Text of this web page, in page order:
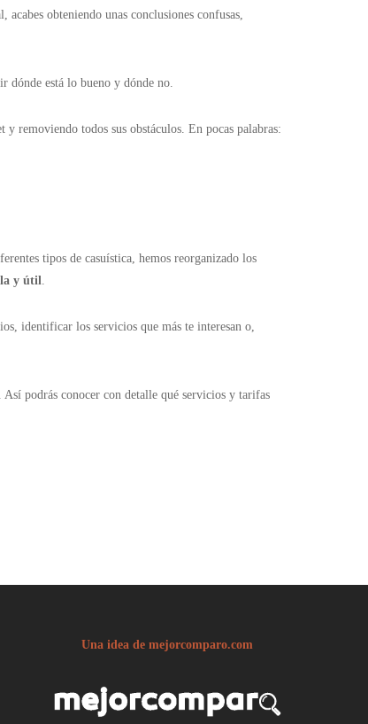
obteniendo unas conclusiones confusas,
dónde está lo bueno y dónde no.
removiendo todos sus obstáculos. En pocas palabras:
tipos de casuística, hemos reorganizado los
y útil.
identificar los servicios que más te interesan o,
Así podrás conocer con detalle qué servicios y tarifas
Una idea de mejorcomparo.com